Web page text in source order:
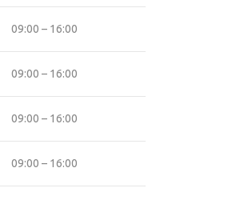
09:00 – 16:00
09:00 – 16:00
09:00 – 16:00
09:00 – 16:00